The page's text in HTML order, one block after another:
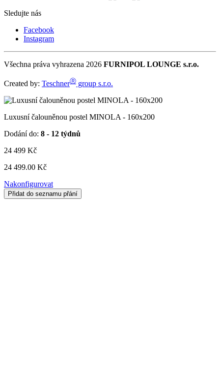
Sledujte nás
Facebook
Instagram
Všechna práva vyhrazena 2026 FURNIPOL LOUNGE s.r.o.
Created by: TeschnerⓇ group s.r.o.
Luxusní čalouněnou postel MINOLA - 160x200
Dodání do: 8 - 12 týdnů
24 499 Kč
24 499.00 Kč
Nakonfigurovat
Přidat do seznamu přání